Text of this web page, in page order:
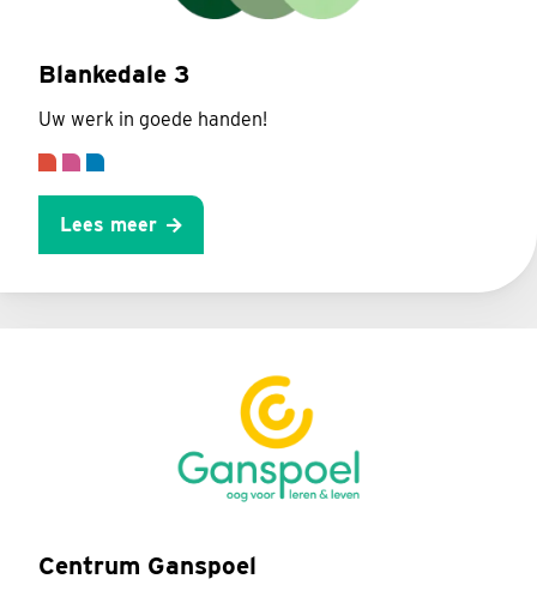
Blankedale 3
Uw werk in goede handen!
Lees meer
Centrum Ganspoel